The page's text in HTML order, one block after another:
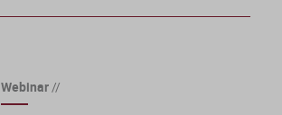
Webinar//